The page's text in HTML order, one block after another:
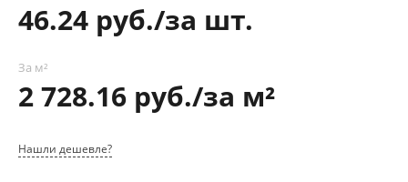
46.24 руб./за шт.
За м²
2 728.16 руб./за м²
Нашли дешевле?